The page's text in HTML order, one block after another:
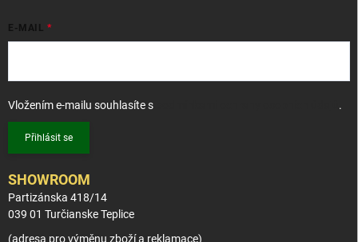
E-MAIL
Vložením e-mailu souhlasíte s .
Přihlásit se
SHOWROOM
Partizánska 418/14
039 01 Turčianske Teplice
(adresa pro výměnu zboží a reklamace)